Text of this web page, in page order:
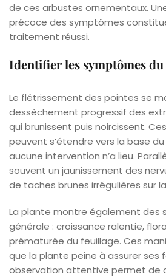
de ces arbustes ornementaux.
précoce des symptômes
traitement réussi.
Identifier les symptômes
Le flétrissement des pointes se
dessèchement progressif des
qui brunissent puis noircissent.
peuvent s’étendre vers la base
aucune intervention n’a lieu.
souvent un jaunissement des
de taches brunes irrégulières sur
La plante montre également des
générale : croissance ralentie,
prématurée du feuillage. Ces
que la plante peine à assurer ses
observation attentive permet de